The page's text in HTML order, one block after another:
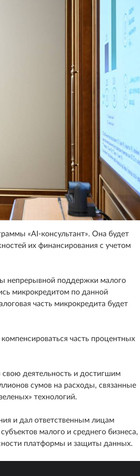
«AI-консультант». Она будет
их финансирования с учетом
непрерывной поддержки малого
микрокредитом по данной
часть микрокредита будет
часть процентных
деятельность и достигшим
сумов на расходы, связанные
технологий.
и дал ответственным лицам
малого и среднего бизнеса,
платформы и защиты данных.